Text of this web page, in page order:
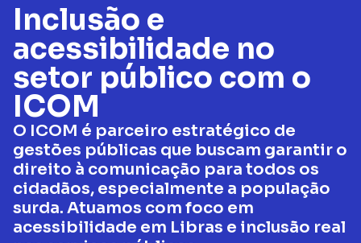
Inclusão e
acessibilidade no
setor público com o
ICOM
O ICOM é parceiro estratégico de
gestões públicas que buscam garantir o
direito à comunicação para todos os
cidadãos, especialmente a população
surda. Atuamos com foco em
acessibilidade em Libras e inclusão real